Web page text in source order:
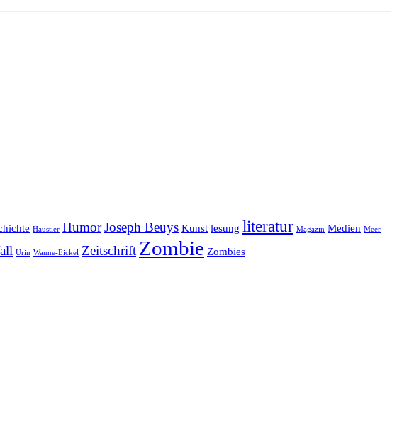
Haustier HumorJoseph Beuys Kunst lesung literatur Magazin Medien Meer
Urin Wanne-Eickel Zeitschrift Zombie Zombies